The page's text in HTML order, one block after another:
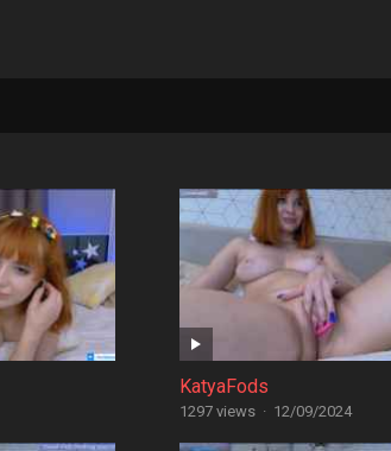
KatyaFods
1297 views · 12/09/2024